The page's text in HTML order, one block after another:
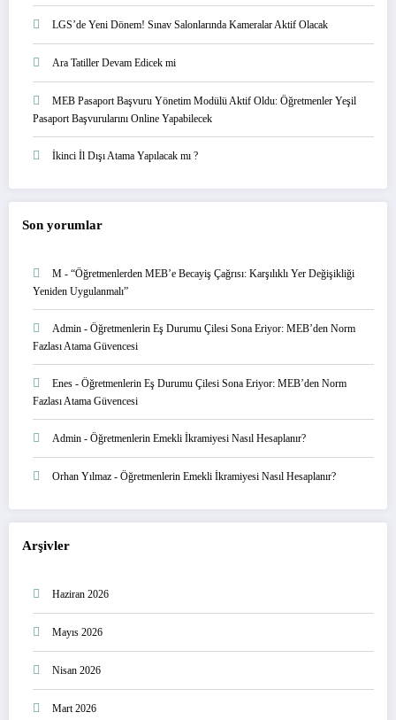
LGS’de Yeni Dönem! Sınav Salonlarında Kameralar Aktif Olacak
Ara Tatiller Devam Edicek mi
MEB Pasaport Başvuru Yönetim Modülü Aktif Oldu: Öğretmenler Yeşil
Pasaport Başvurularını Online Yapabilecek
İkinci İl Dışı Atama Yapılacak mı ?
Son yorumlar
M - “Öğretmenlerden MEB’e Becayiş Çağrısı: Karşılıklı Yer Değişikliği
Yeniden Uygulanmalı”
Admin - Öğretmenlerin Eş Durumu Çilesi Sona Eriyor: MEB’den Norm
Fazlası Atama Güvencesi
Enes - Öğretmenlerin Eş Durumu Çilesi Sona Eriyor: MEB’den Norm
Fazlası Atama Güvencesi
Admin - Öğretmenlerin Emekli İkramiyesi Nasıl Hesaplanır?
Orhan Yılmaz - Öğretmenlerin Emekli İkramiyesi Nasıl Hesaplanır?
Arşivler
Haziran 2026
Mayıs 2026
Nisan 2026
Mart 2026